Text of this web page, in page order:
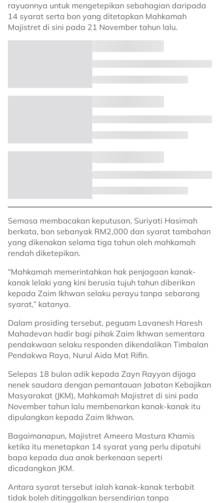
rayuannya untuk mengetepikan sebahagian daripada
14 syarat serta bon yang ditetapkan Mahkamah
Majistret di sini pada 21 November tahun lalu.
Semasa membacakan keputusan, Suriyati Hasimah
berkata, bon sebanyak RM2,000 dan syarat tambahan
yang dikenakan selama tiga tahun oleh mahkamah
rendah diketepikan.
“Mahkamah memerintahkan hak penjagaan kanak-
kanak lelaki yang kini berusia tujuh tahun diberikan
kepada Zaim Ikhwan selaku perayu tanpa sebarang
syarat,” katanya.
Dalam prosiding tersebut, peguam Lavanesh Haresh
Mahadevan hadir bagi pihak Zaim Ikhwan sementara
pendakwaan selaku responden dikendalikan Timbalan
Pendakwa Raya, Nurul Aida Mat Rifin.
Selepas 18 bulan adik kepada Zayn Rayyan dijaga
nenek saudara dengan pemantauan Jabatan Kebajikan
Masyarakat (JKM), Mahkamah Majistret di sini pada
November tahun lalu membenarkan kanak-kanak itu
dipulangkan kepada Zaim Ikhwan.
Bagaimanapun, Majistret Ameera Mastura Khamis
ketika itu menetapkan 14 syarat yang perlu dipatuhi
bapa kepada dua anak berkenaan seperti
dicadangkan JKM.
Antara syarat tersebut ialah kanak-kanak terbabit
tidak boleh ditinggalkan bersendirian tanpa